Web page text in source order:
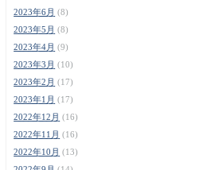
2023年6月 (8)
2023年5月 (8)
2023年4月 (9)
2023年3月 (10)
2023年2月 (17)
2023年1月 (17)
2022年12月 (16)
2022年11月 (16)
2022年10月 (13)